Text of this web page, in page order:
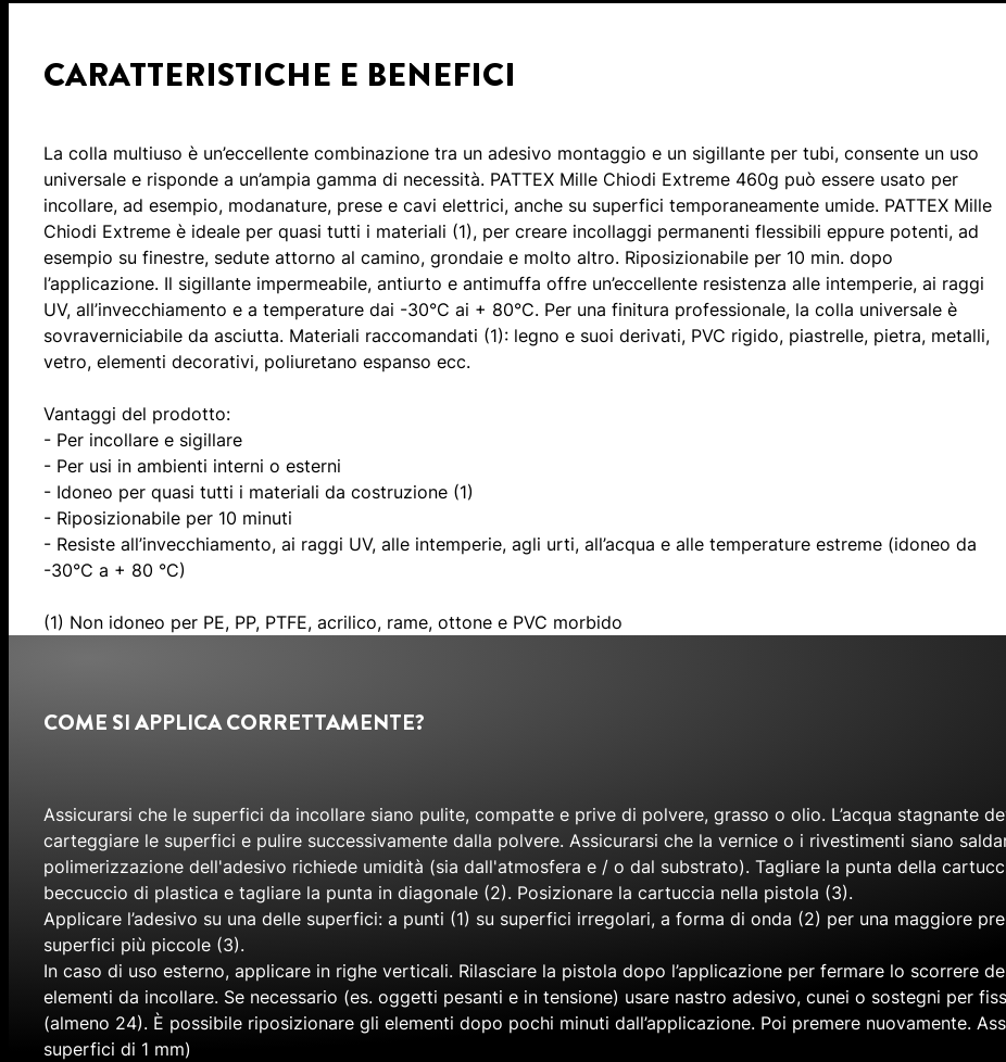
CARATTERISTICHE E BENEFICI
La colla multiuso è un’eccellente combinazione tra un adesivo montaggio e un sigillante per tubi, consente un uso
universale e risponde a un’ampia gamma di necessità. PATTEX Mille Chiodi Extreme 460g può essere usato per
incollare, ad esempio, modanature, prese e cavi elettrici, anche su superfici temporaneamente umide. PATTEX Mille
Chiodi Extreme è ideale per quasi tutti i materiali (1), per creare incollaggi permanenti flessibili eppure potenti, ad
esempio su finestre, sedute attorno al camino, grondaie e molto altro. Riposizionabile per 10 min. dopo
l’applicazione. Il sigillante impermeabile, antiurto e antimuffa offre un’eccellente resistenza alle intemperie, ai raggi
UV, all’invecchiamento e a temperature dai -30°C ai + 80°C. Per una finitura professionale, la colla universale è
sovraverniciabile da asciutta. Materiali raccomandati (1): legno e suoi derivati, PVC rigido, piastrelle, pietra, metalli,
vetro, elementi decorativi, poliuretano espanso ecc.
Vantaggi del prodotto:
- Per incollare e sigillare
- Per usi in ambienti interni o esterni
- Idoneo per quasi tutti i materiali da costruzione (1)
- Riposizionabile per 10 minuti
- Resiste all’invecchiamento, ai raggi UV, alle intemperie, agli urti, all’acqua e alle temperature estreme (idoneo da
-30°C a + 80 °C)
(1) Non idoneo per PE, PP, PTFE, acrilico, rame, ottone e PVC morbido
COME SI APPLICA CORRETTAMENTE?
Assicurarsi che le superfici da incollare siano pulite, compatte e prive di polvere, grasso o olio. L’acqua stagnante
carteggiare le superfici e pulire successivamente dalla polvere. Assicurarsi che la vernice o i rivestimenti siano
polimerizzazione dell'adesivo richiede umidità (sia dall'atmosfera e / o dal substrato). Tagliare la punta della
beccuccio di plastica e tagliare la punta in diagonale (2). Posizionare la cartuccia nella pistola (3).
Applicare l’adesivo su una delle superfici: a punti (1) su superfici irregolari, a forma di onda (2) per una maggiore
superfici più piccole (3).
In caso di uso esterno, applicare in righe verticali. Rilasciare la pistola dopo l’applicazione per fermare lo scorrere
elementi da incollare. Se necessario (es. oggetti pesanti e in tensione) usare nastro adesivo, cunei o sostegni per
(almeno 24). È possibile riposizionare gli elementi dopo pochi minuti dall’applicazione. Poi premere nuovamente.
superfici di 1 mm)